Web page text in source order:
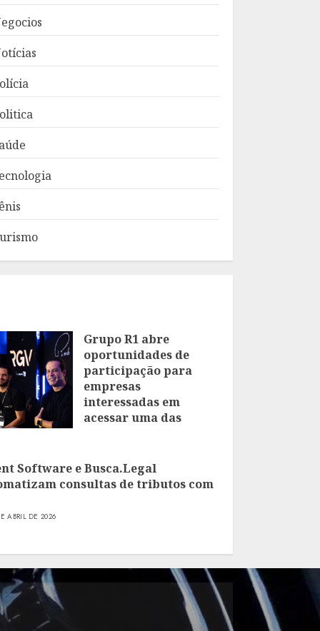
Grupo R1 abre
oportunidades de
participação para
empresas
interessadas em
acessar uma das
Brasil
16 DE JULHO DE 2026
Software e Busca.Legal
consultas de tributos com
ABRIL DE 2026